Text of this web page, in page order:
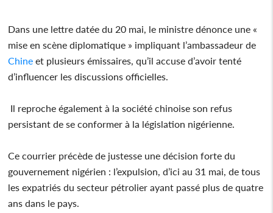
Dans une lettre datée du 20 mai, le ministre dénonce une «
mise en scène diplomatique » impliquant l’ambassadeur de
Chine et plusieurs émissaires, qu’il accuse d’avoir tenté
d’influencer les discussions officielles.
Il reproche également à la société chinoise son refus
persistant de se conformer à la législation nigérienne.
Ce courrier précède de justesse une décision forte du
gouvernement nigérien : l’expulsion, d’ici au 31 mai, de tous
les expatriés du secteur pétrolier ayant passé plus de quatre
ans dans le pays.